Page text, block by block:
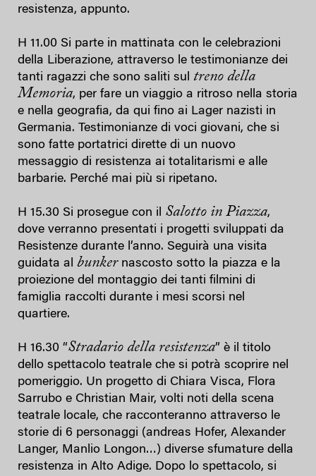
resistenza, appunto.
H 11.00 Si parte in mattinata con le celebrazioni
della Liberazione, attraverso le testimonianze dei
tanti ragazzi che sono saliti sul treno della
Memoria, per fare un viaggio a ritroso nella storia
e nella geografia, da qui fino ai Lager nazisti in
Germania. Testimonianze di voci giovani, che si
sono fatte portatrici dirette di un nuovo
messaggio di resistenza ai totalitarismi e alle
barbarie. Perché mai più si ripetano.
H 15.30 Si prosegue con il Salotto in Piazza,
dove verranno presentati i progetti sviluppati da
Resistenze durante l’anno. Seguirà una visita
guidata al bunkernascosto sotto la piazza e la
proiezione del montaggio dei tanti filmini di
famiglia raccolti durante i mesi scorsi nel
quartiere.
H 16.30 “Stradario della resistenza” è il titolo
dello spettacolo teatrale che si potrà scoprire nel
pomeriggio. Un progetto di Chiara Visca, Flora
Sarrubo e Christian Mair, volti noti della scena
teatrale locale, che racconteranno attraverso le
storie di 6 personaggi (andreas Hofer, Alexander
Langer, Manlio Longon…) diverse sfumature della
resistenza in Alto Adige. Dopo lo spettacolo, si